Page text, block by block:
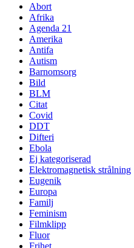
Abort
Afrika
Agenda 21
Amerika
Antifa
Autism
Barnomsorg
Bild
BLM
Citat
Covid
DDT
Difteri
Ebola
Ej kategoriserad
Elektromagnetisk strålning
Eugenik
Europa
Familj
Feminism
Filmklipp
Fluor
Frihet